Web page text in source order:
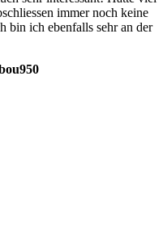
immer noch keine
bin ich ebenfalls sehr an der